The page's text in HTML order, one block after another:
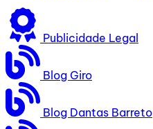
Publicidade Legal
Blog Giro
Blog Dantas Barreto